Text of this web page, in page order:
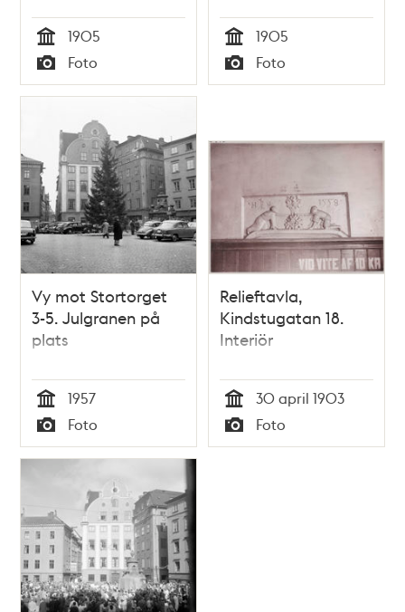
Tid
1905
Typ
Foto Tid
1905
Typ
Foto
Vy mot Stortorget
3-5. Julgranen på
plats
Tid
1957
Typ
Foto
Relieftavla,
Kindstugatan 18.
Interiör
Tid
30 april 1903
Typ
Foto